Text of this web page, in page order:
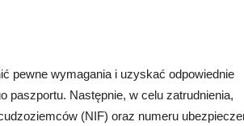
pewne wymagania i uzyskać odpowiednie
paszportu. Następnie, w celu zatrudnienia,
(NIF) oraz numeru